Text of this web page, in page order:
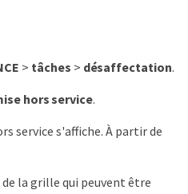
> tâches > désaffectation.
hors service.
service s'affiche. À partir de
la grille qui peuvent être